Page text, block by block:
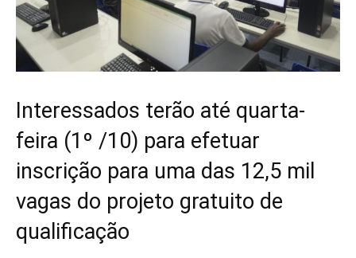
Interessados terão até quarta-
feira (1º /10) para efetuar
inscrição para uma das 12,5 mil
vagas do projeto gratuito de
qualificação